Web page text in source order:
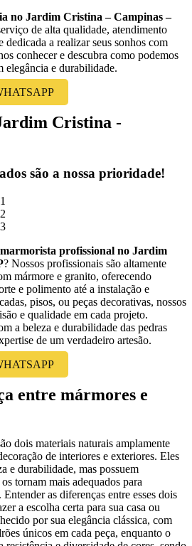
no Jardim Cristina – Campinas –
de alta qualidade, atendimento
dedicada a realizar seus sonhos com
conhecer e descubra como podemos
elegância e durabilidade.
Cristina -
são a nossa prioridade!
marmorista profissional no Jardim
? Nossos profissionais são altamente
mármore e granito, oferecendo
e polimento até a instalação e
pisos, ou peças decorativas, nossos
e qualidade em cada projeto.
a beleza e durabilidade das pedras
de um verdadeiro artesão.
entre mármores e
dois materiais naturais amplamente
de interiores e exteriores. Eles
e durabilidade, mas possuem
tornam mais adequados para
as diferenças entre esses dois
a escolha certa para sua casa ou
por sua elegância clássica, com
únicos em cada peça, enquanto o